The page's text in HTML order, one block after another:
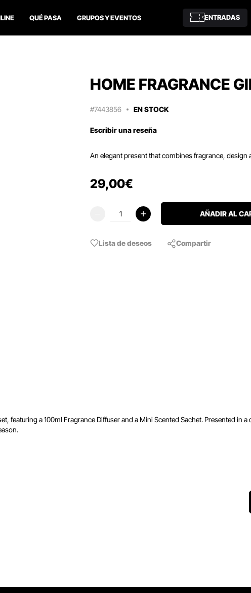
QUÉ PASA GRUPOS Y EVENTOS ENTRADAS
HOME FRAGRANCE
#7443856 EN STOCK
Escribir una reseña
An elegant present that combines fragrance, design
29,00€
AÑADIR AL
Lista de deseos Compartir
a 100ml Fragrance Diffuser and a Mini Scented Sachet. Presented in